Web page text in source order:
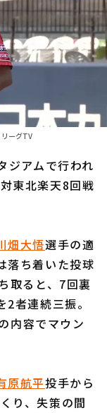
ーグTV
ジアムで行われ
東北楽天8回戦
畑大悟選手の適
落ち着いた投球
取ると、7回裏
者連続三振。
内容でマウン
原航平投手から
り、失策の間